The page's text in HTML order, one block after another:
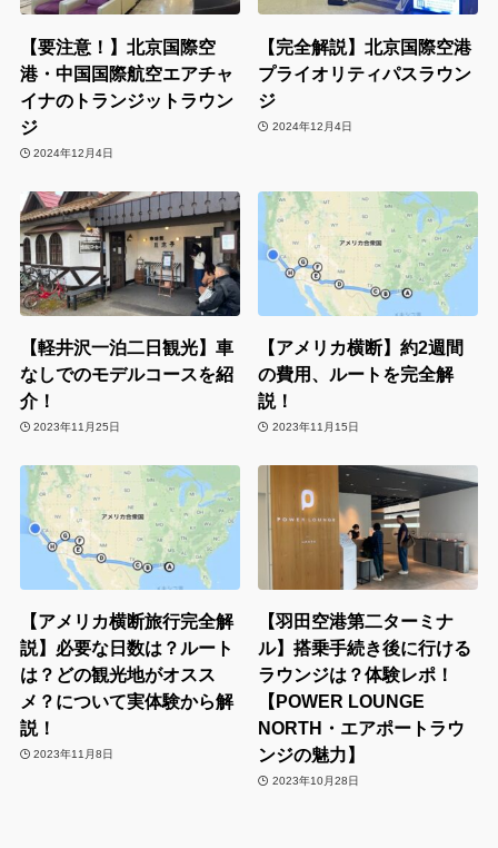
【要注意！】北京国際空
港・中国国際航空エアチャ
イナのトランジットラウン
ジ
2024年12月4日
【完全解説】北京国際空港
プライオリティパスラウン
ジ
2024年12月4日
【軽井沢一泊二日観光】車
なしでのモデルコースを紹
介！
2023年11月25日
【アメリカ横断】約2週間
の費用、ルートを完全解
説！
2023年11月15日
【アメリカ横断旅行完全解
説】必要な日数は？ルート
は？どの観光地がオスス
メ？について実体験から解
説！
2023年11月8日
【羽田空港第二ターミナ
ル】搭乗手続き後に行ける
ラウンジは？体験レポ！
【POWER LOUNGE
NORTH・エアポートラウ
ンジの魅力】
2023年10月28日